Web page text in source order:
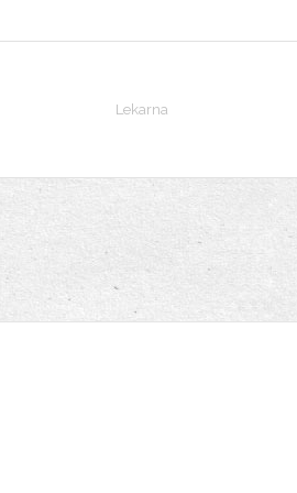
Lekarna